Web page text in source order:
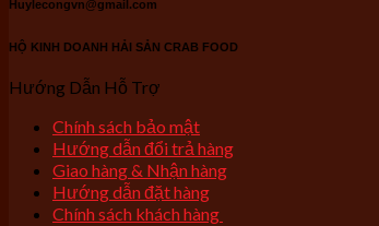
Huylecongvn@gmail.com
HỘ KINH DOANH HẢI SẢN CRAB FOOD
Hướng Dẫn Hỗ Trợ
Chính sách bảo mật
Hướng dẫn đổi trả hàng
Giao hàng & Nhận hàng
Hướng dẫn đặt hàng
Chính sách khách hàng